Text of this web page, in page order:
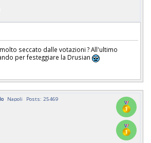
seccato dalle votazioni ? All'ultimo
per festeggiare la Drusian
Napoli Posts: 25469